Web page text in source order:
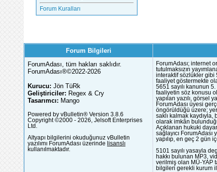
Forum Kuralları
Forum Bilgileri
ForumAdası, tüm hakları saklıdır.
ForumAdası®©2022-2026
Kurucu: Jön TüRk
Geliştiriciler: Regex & Cry
Tasarımcı: Mango
Powered by vBulletin® Version 3.8.6
Copyright ©2000 - 2026, Jelsoft Enterprises
Ltd.
Altyapı bilgilerini okuduğunuz vBulletin
yazılımı ForumAdası üzerinde lisanslı
kullanılmaktadır.
ForumAdası; internet
tutulmaksızın
interaktif sözlükler gibi
faaliyet göstermekte
5651 sayılı kanunun
faaliyetin söz konusu
yapılan yazılı, görsel
ForumAdası üyesi
öngörüldüğü üzere;
saklı kalmak
olarak imkân
Açıklanan hukuki
sağlayıcı
yapılıp, en geç 2 gün
5101 sayılı yasayla
hakkı bulunan MP3,
verilmiş olan MÜ-YAP
bilgileri gerekli kurum